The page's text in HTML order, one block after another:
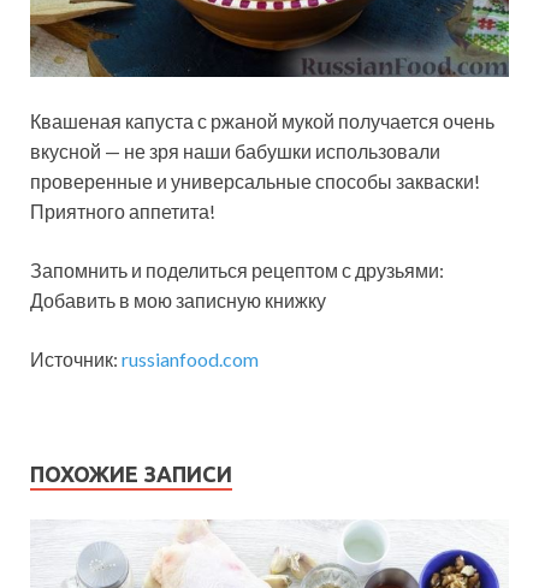
Квашеная капуста с ржаной мукой получается очень
вкусной — не зря наши бабушки использовали
проверенные и универсальные способы закваски!
Приятного аппетита!
Запомнить и поделиться рецептом с друзьями:
Добавить в мою записную книжку
Источник: russianfood.com
ПОХОЖИЕ ЗАПИСИ